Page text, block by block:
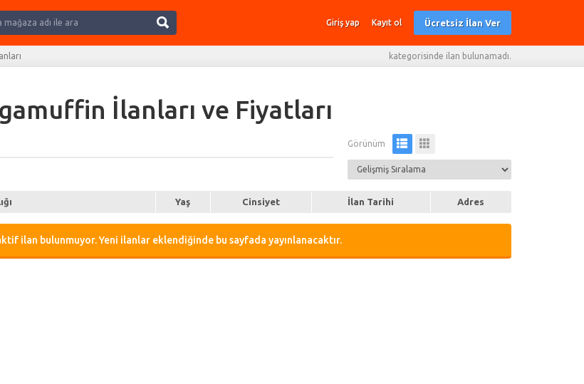
Giriş yap Kayıt ol Ücretsiz İlan Ver
kategorisinde ilan bulunamadı.
İlanları ve Fiyatları
Görünüm
Yaş Cinsiyet İlan Tarihi Adres
ilan bulunmuyor. Yeni ilanlar eklendiğinde bu sayfada yayınlanacaktır.